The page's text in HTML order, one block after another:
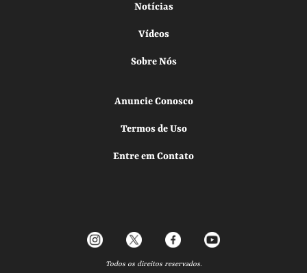
Notícias
Vídeos
Sobre Nós
Anuncie Conosco
Termos de Uso
Entre em Contato
Todos os direitos reservados.